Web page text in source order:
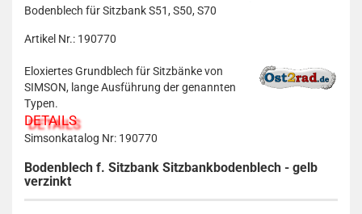
Bodenblech für Sitzbank S51, S50, S70
Artikel Nr.: 190770
Eloxiertes Grundblech für Sitzbänke von
SIMSON, lange Ausführung der genannten
Typen.
DETAILS
Simsonkatalog Nr: 190770
Bodenblech f. Sitzbank Sitzbankbodenblech - gelb
verzinkt